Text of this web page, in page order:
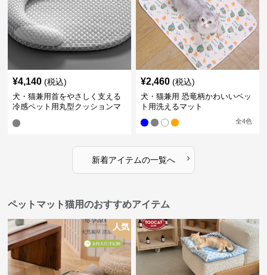
¥4,140 (税込)
犬・猫兼用首をやさしく支える
冷感ペット用丸型クッションマ
¥2,460 (税込)
犬・猫兼用 恐竜柄かわいいペッ
ト用洗えるマット
全4色
新着アイテムの一覧へ ›
ペットマット猫用のおすすめアイテム
人気